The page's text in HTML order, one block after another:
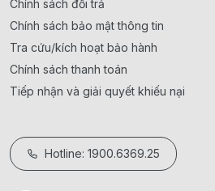
Chính sách đổi trả
Chính sách bảo mật thông tin
Tra cứu/kích hoạt bảo hành
Chính sách thanh toán
Tiếp nhận và giải quyết khiếu nại
Hotline: 1900.6369.25